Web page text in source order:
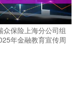
众保险上海分公司组
年金融教育宣传周